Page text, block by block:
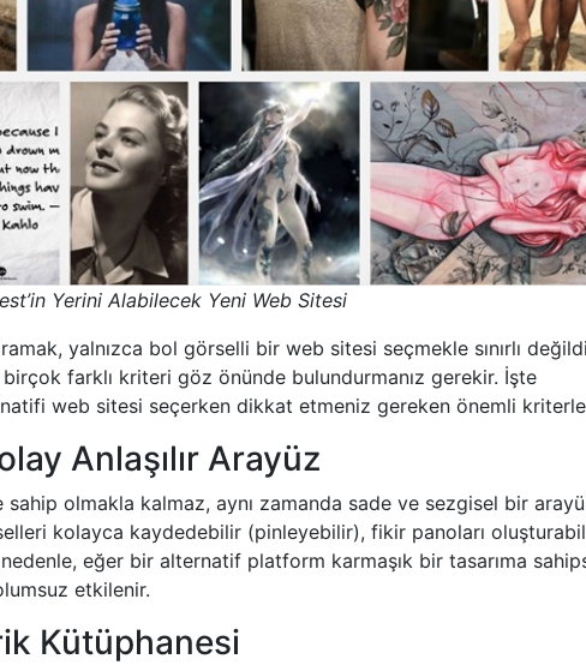
Yerini Alabilecek Yeni Web Sitesi
yalnızca bol görselli bir web sitesi seçmekle sınırlı
farklı kriteri göz önünde bulundurmanız gerekir. İşte
web sitesi seçerken dikkat etmeniz gereken önemli
Anlaşılır Arayüz
olmakla kalmaz, aynı zamanda sade ve sezgisel bir
kolayca kaydedebilir (pinleyebilir), fikir panoları
eğer bir alternatif platform karmaşık bir tasarıma
etkilenir.
Kütüphanesi